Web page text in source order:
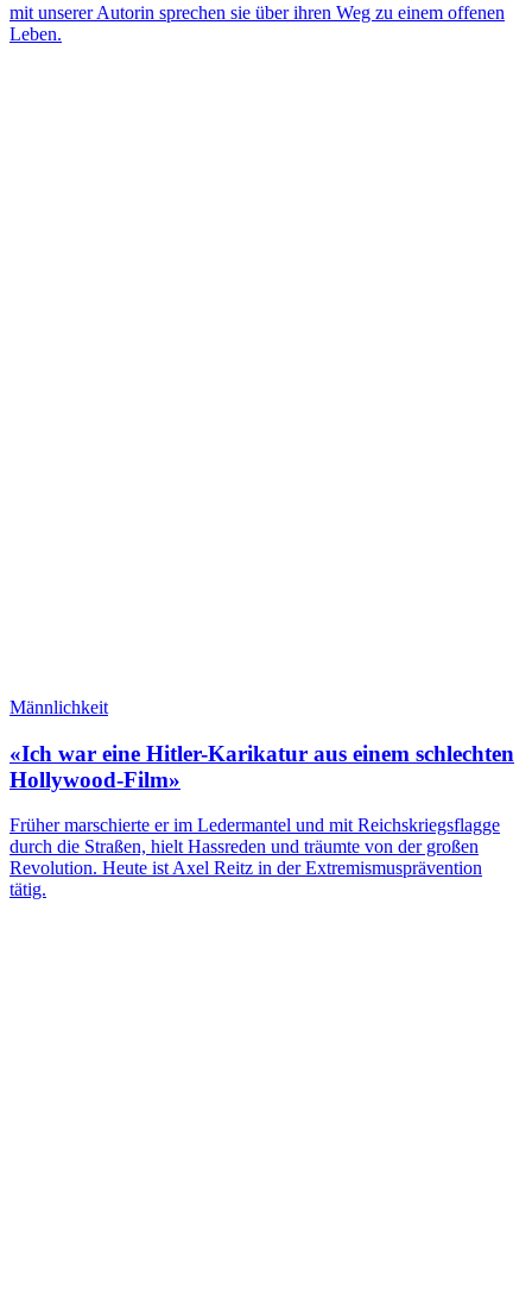
mit unserer Autorin sprechen sie über ihren Weg zu einem offenen
Leben.
Männlichkeit
«Ich war eine Hitler-Karikatur aus einem schlechten
Hollywood-Film»
Früher marschierte er im Ledermantel und mit Reichskriegsflagge
durch die Straßen, hielt Hassreden und träumte von der großen
Revolution. Heute ist Axel Reitz in der Extremismusprävention
tätig.